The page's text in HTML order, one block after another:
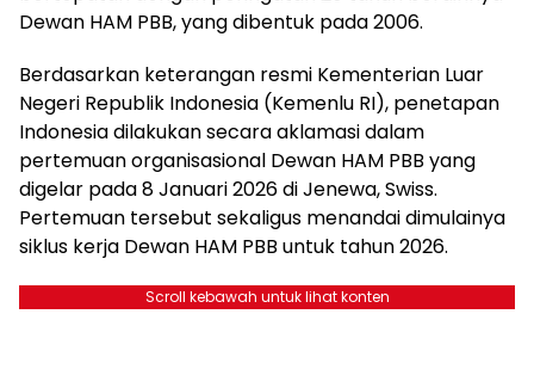
Dewan HAM PBB, yang dibentuk pada 2006.
Berdasarkan keterangan resmi Kementerian Luar
Negeri Republik Indonesia (Kemenlu RI), penetapan
Indonesia dilakukan secara aklamasi dalam
pertemuan organisasional Dewan HAM PBB yang
digelar pada 8 Januari 2026 di Jenewa, Swiss.
Pertemuan tersebut sekaligus menandai dimulainya
siklus kerja Dewan HAM PBB untuk tahun 2026.
Scroll kebawah untuk lihat konten